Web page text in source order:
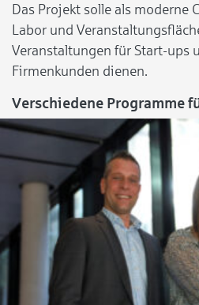
Das Projekt solle als moderne
Labor und
Veranstaltungen für Start-ups
Firmenkunden dienen.
Verschiedene Programme